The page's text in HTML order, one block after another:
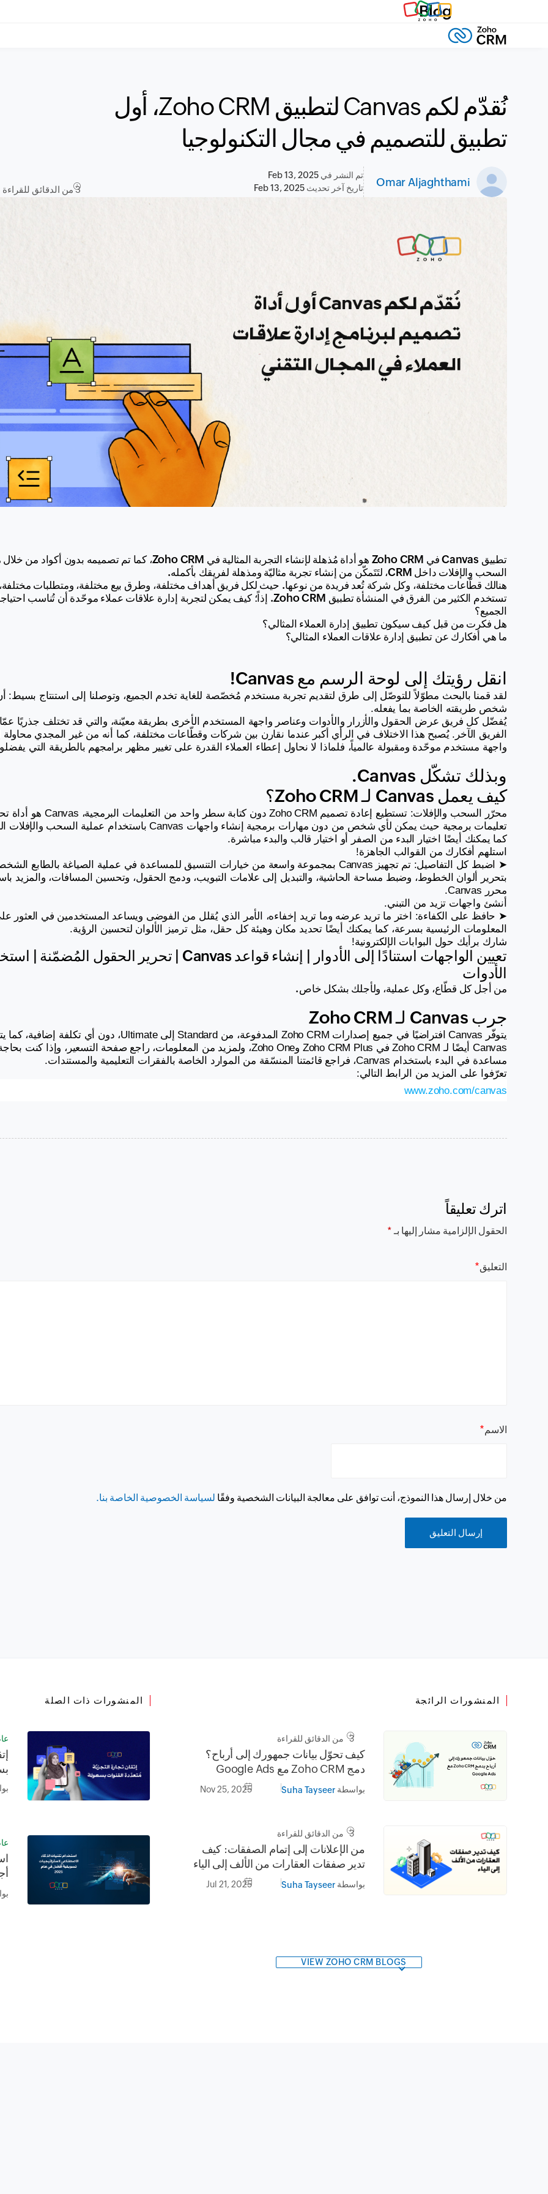
Blog
نُقدّم لكم Canvas لتطبيق Zoho CRM، أول
تطبيق للتصميم في مجال التكنولوجيا
Omar Aljaghthami
تم النشر فيFeb 13, 2025
تاريخ آخر تحديثFeb 13, 2025 3 من الدقائق للقراءة
السحب والإفلات داخل CRM، لتَتَمكّن من إنشاء تجربة مثاليّة ومذهلة لفريقك بأكمله.
الجميع؟
هل فكرت من قبل كيف سيكون تطبيق إدارة العملاء المثالي؟
ما هي أفكارك عن تطبيق إدارة علاقات العملاء المثالي؟
انقل رؤيتك إلى لوحة الرسم مع Canvas!
شخص طريقته الخاصة بما يفعله.
واجهة مستخدم موحّدة ومقبولة عالمياً، فلماذا لا نحاول إعطاء العملاء القدرة على تغيير مظهر برامجهم بالطريقة التي
وبذلك تشكّل Canvas.
كيف يعمل Canvas لـ Zoho CRM؟
كما يمكنك أيضًا اختيار البدء من الصفر أو اختيار قالب والبدء مباشرة.
استلهم أفكارك من القوالب الجاهزة!
محرر Canvas.
أنشئ واجهات تزيد من التبني.
المعلومات الرئيسية بسرعة، كما يمكنك أيضًا تحديد مكان وهيئة كل حقل، مثل ترميز الألوان لتحسين الرؤية.
شارك برأيك حول البوابات الإلكترونية!
الأدوات
من أجل كل قطّاع، وكل عملية، ولأجلك بشكل خاص.
جرب Canvas لـ Zoho CRM
مساعدة في البدء باستخدام Canvas، فراجع قائمتنا المنسّقة من الموارد الخاصة بالفقرات التعليمية والمستندات.
تعرّفوا على المزيد من الرابط التالي:
www.zoho.com/canvas
اترك تعليقاً
الحقول الإلزامية مشار إليها بـ*
التعليق*
الاسم*
من خلال إرسال هذا النموذج، أنت توافق على معالجة البيانات الشخصية وفقًا لسياسة الخصوصية الخاصة بنا.
المنشورات الرائجة
3 من الدقائق للقراءة
كيف تحوّل بيانات جمهورك إلى أرباح؟
دمج Zoho CRM مع Google Ads
يكشف السر الحقيقي
بواسطةSuha Tayseer
Nov 25, 2025
3 من الدقائق للقراءة
من الإعلانات إلى إتمام الصفقات: كيف
تدير صفقات العقارات من الألف إلى الياء
بواسطةSuha Tayseer
Jul 21, 2025
المنشورات ذات الصلة
VIEW ZOHO CRM BLOGS